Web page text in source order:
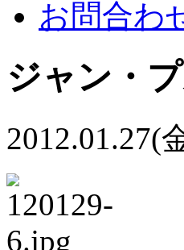
お問合わ
ジャン・
2012.01.27(